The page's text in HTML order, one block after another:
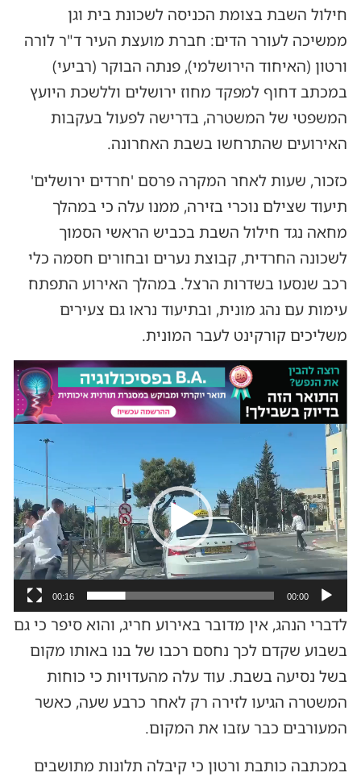
חילול השבת בצומת הכניסה לשכונת בית וגן
ממשיכה לעורר הדים: חברת מועצת העיר ד"ר לורה
ורטון (האיחוד הירושלמי), פנתה הבוקר (רביעי)
במכתב דחוף למפקד מחוז ירושלים וללשכת היועץ
המשפטי של המשטרה, בדרישה לפעול בעקבות
האירועים שהתרחשו בשבת האחרונה.
כזכור, שעות לאחר המקרה פרסם 'חרדים ירושלים'
תיעוד שצילם נוכרי בזירה, ממנו עלה כי במהלך
מחאה נגד חילול השבת בכביש הראשי הסמוך
לשכונה החרדית, קבוצת נערים ובחורים חסמה כלי
רכב שנסעו בשדרות הרצל. במהלך האירוע התפתח
עימות עם נהג מונית, ובתיעוד נראו גם צעירים
משליכים קורקינט לעבר המונית.
נגן
וידאו
00:00
00:16
לדברי הנהג, אין מדובר באירוע חריג, והוא סיפר כי גם
בשבוע שקדם לכך נחסם רכבו של בנו באותו מקום
בשל נסיעה בשבת. עוד עלה מהעדויות כי כוחות
המשטרה הגיעו לזירה רק לאחר כרבע שעה, כאשר
המעורבים כבר עזבו את המקום.
במכתבה כותבת ורטון כי קיבלה תלונות מתושבים